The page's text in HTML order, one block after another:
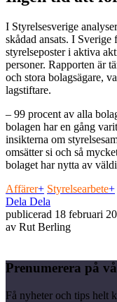
I Styrelsesverige
skådad ansats. I
styrelseposter i aktiva
personer. Rapporten är
och stora bolagsägare,
lagstiftare.
– 99 procent av alla
bolagen har en gång
insikterna om
omsätter si och så
bolaget har nytta av
Affärer+ Styrelsearbete+
Dela Dela
publicerad 18 februari
av Rut Berling
Prenumerera på
Få nyheter och tips helt